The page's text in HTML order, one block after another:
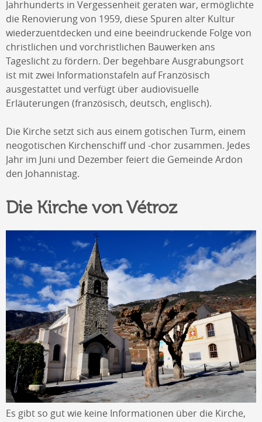
Jahrhunderts in Vergessenheit geraten war, ermöglichte
die Renovierung von 1959, diese Spuren alter Kultur
wiederzuentdecken und eine beeindruckende Folge von
christlichen und vorchristlichen Bauwerken ans
Tageslicht zu fördern. Der begehbare Ausgrabungsort
ist mit zwei Informationstafeln auf Französisch
ausgestattet und verfügt über audiovisuelle
Erläuterungen (französisch, deutsch, englisch).
Die Kirche setzt sich aus einem gotischen Turm, einem
neogotischen Kirchenschiff und -chor zusammen. Jedes
Jahr im Juni und Dezember feiert die Gemeinde Ardon
den Johannistag.
Die Kirche von Vétroz
Es gibt so gut wie keine Informationen über die Kirche,